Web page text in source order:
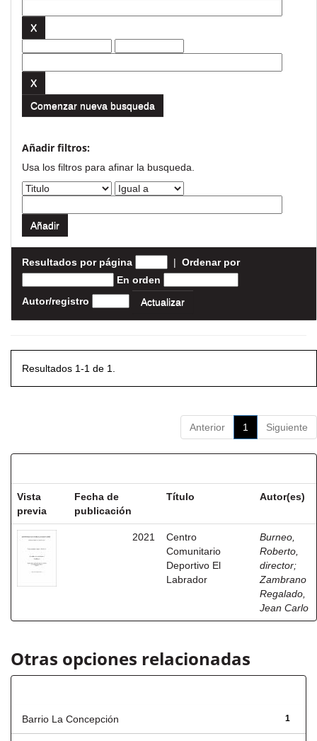
Comenzar nueva busqueda
Añadir filtros:
Usa los filtros para afinar la busqueda.
Resultados por página | Ordenar por
En orden
Autor/registro
Resultados 1-1 de 1.
Anterior 1 Siguiente
Vista
previa
Fecha de
publicación
Título Autor(es)
2021
Centro
Comunitario
Deportivo El
Labrador
Burneo,
Roberto,
director;
Zambrano
Regalado,
Jean Carlo
Otras opciones relacionadas
1
Barrio La Concepción